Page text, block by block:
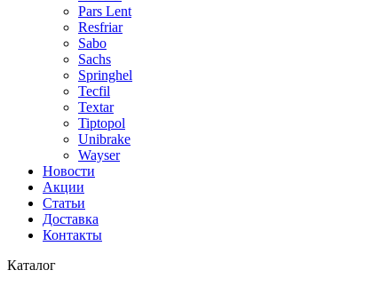
Pars Lent
Resfriar
Sabo
Sachs
Springhel
Tecfil
Textar
Tiptopol
Unibrake
Wayser
Новости
Акции
Статьи
Доставка
Контакты
Каталог